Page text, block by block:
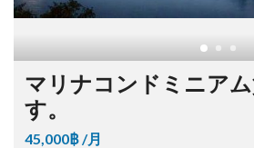
マリナコンドミニア
す。
45,000฿ /月